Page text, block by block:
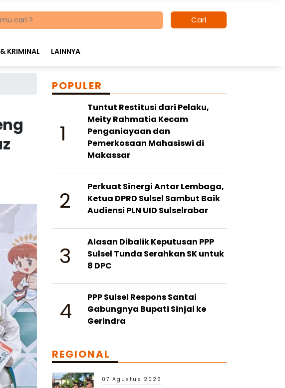
Cari
KRIMINAL LAINNYA
POPULER
1
Tuntut Restitusi dari Pelaku,
Meity Rahmatia Kecam
Penganiayaan dan
Pemerkosaan Mahasiswi di
Makassar
2
Perkuat Sinergi Antar Lembaga,
Ketua DPRD Sulsel Sambut Baik
Audiensi PLN UID Sulselrabar
3
Alasan Dibalik Keputusan PPP
Sulsel Tunda Serahkan SK untuk
8 DPC
4
PPP Sulsel Respons Santai
Gabungnya Bupati Sinjai ke
Gerindra
REGIONAL
07 Agustus 2026